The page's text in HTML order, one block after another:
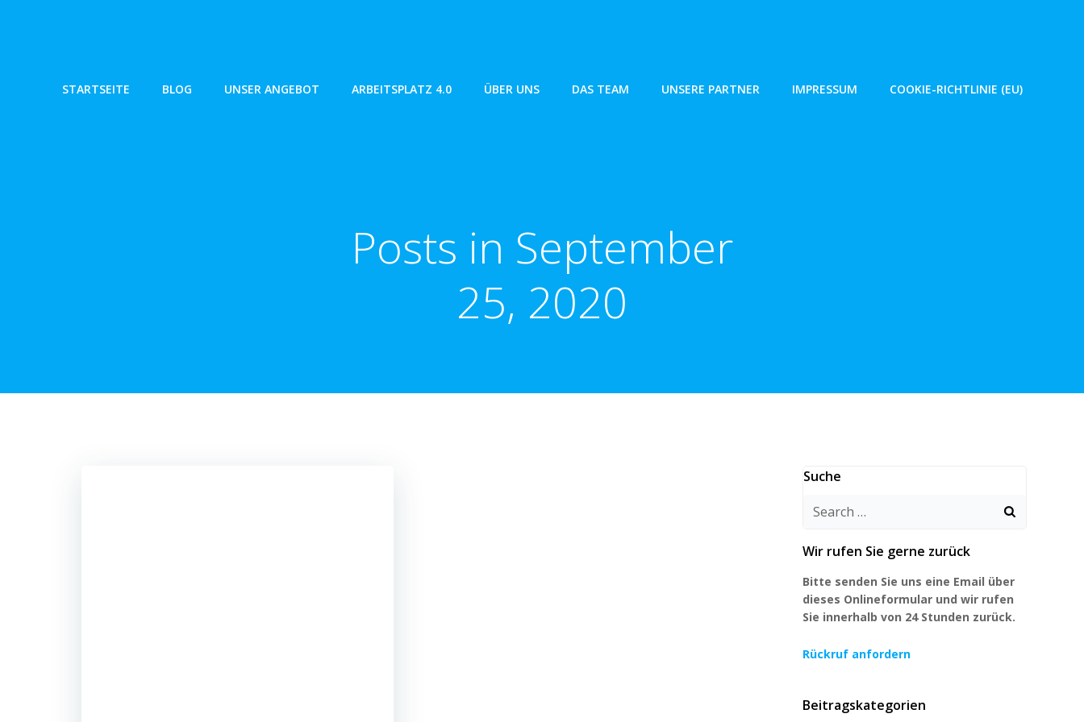
STARTSEITE BLOG UNSER ANGEBOT ARBEITSPLATZ 4.0 ÜBER UNS DAS TEAM UNSERE PARTNER IMPRESSUM COOKIE-RICHTLINIE (EU)
Posts in September
25, 2020
Suche
Search
Wir rufen Sie gerne zurück
Bitte senden Sie uns eine Email über
dieses Onlineformular und wir rufen
Sie innerhalb von 24 Stunden zurück.
Rückruf anfordern
Beitragskategorien